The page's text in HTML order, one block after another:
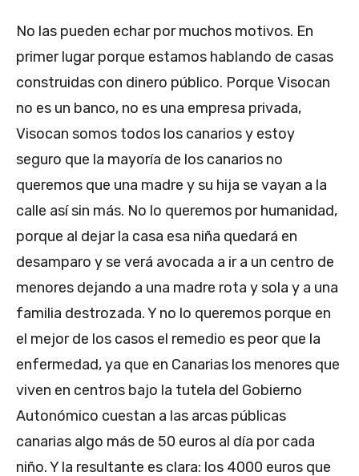
No las pueden echar por muchos motivos. En
primer lugar porque estamos hablando de casas
construidas con dinero público. Porque Visocan
no es un banco, no es una empresa privada,
Visocan somos todos los canarios y estoy
seguro que la mayoría de los canarios no
queremos que una madre y su hija se vayan a la
calle así sin más. No lo queremos por humanidad,
porque al dejar la casa esa niña quedará en
desamparo y se verá avocada a ir a un centro de
menores dejando a una madre rota y sola y a una
familia destrozada. Y no lo queremos porque en
el mejor de los casos el remedio es peor que la
enfermedad, ya que en Canarias los menores que
viven en centros bajo la tutela del Gobierno
Autonómico cuestan a las arcas públicas
canarias algo más de 50 euros al día por cada
niño. Y la resultante es clara: los 4000 euros que